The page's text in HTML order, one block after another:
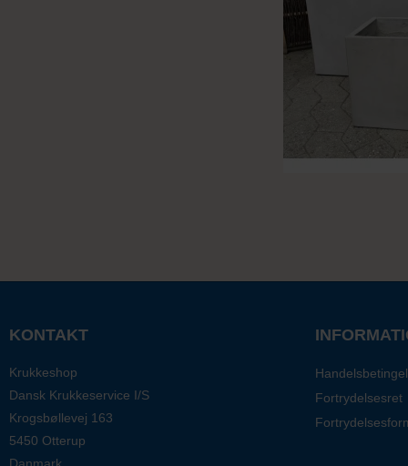
KONTAKT
Krukkeshop
Dansk Krukkeservice I/S
Krogsbøllevej 163
5450 Otterup
Danmark
Fortrydelsesret